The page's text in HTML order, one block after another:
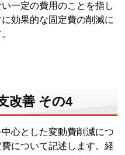
一定の費用のことを指し
効果的な固定費の削減に
改善 その4
心とした変動費削減につ
について記述します。経